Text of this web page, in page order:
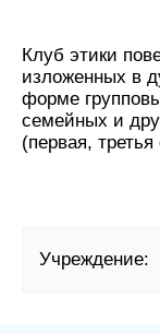
Клуб этики
изложенных в
форме
семейных и
(первая,
Учреждение: